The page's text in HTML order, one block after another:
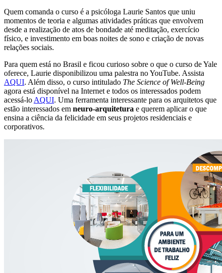
Quem comanda o curso é a psicóloga Laurie Santos que uniu
momentos de teoria e algumas atividades práticas que envolvem
desde a realização de atos de bondade até meditação, exercício
físico, e investimento em boas noites de sono e criação de novas
relações sociais.
Para quem está no Brasil e ficou curioso sobre o que o curso de Yale
oferece, Laurie disponibilizou uma palestra no YouTube. Assista
AQUI. Além disso, o curso intitulado The Science of Well-Being
agora está disponível na Internet e todos os interessados podem
acessá-lo AQUI. Uma ferramenta interessante para os arquitetos que
estão interessados em neuro-arquitetura e querem aplicar o que
ensina a ciência da felicidade em seus projetos residenciais e
corporativos.